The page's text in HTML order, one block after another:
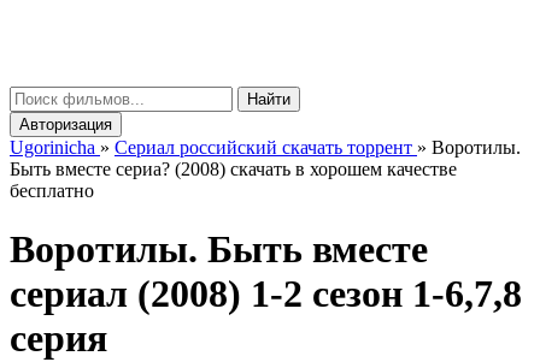
Найти
Авторизация
Ugorinicha » Сериал российский скачать торрент » Воротилы.
Быть вместе сериа? (2008) скачать в хорошем качестве
бесплатно
Воротилы. Быть вместе
сериал (2008) 1-2 сезон 1-6,7,8
серия